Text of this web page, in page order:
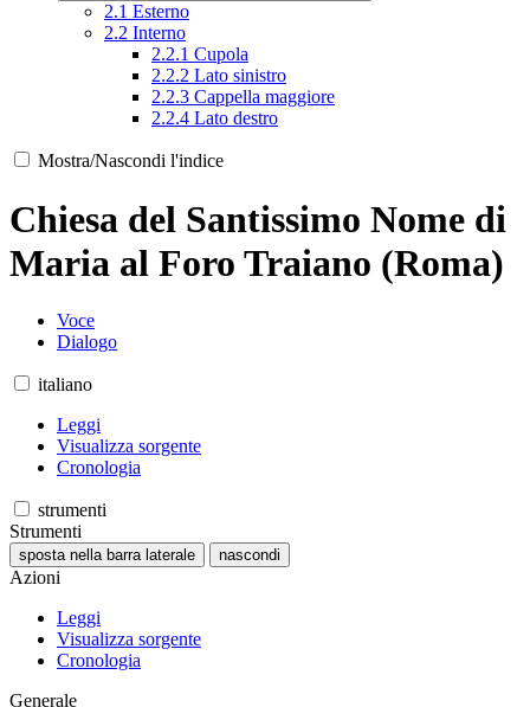
2.1 Esterno
2.2 Interno
2.2.1 Cupola
2.2.2 Lato sinistro
2.2.3 Cappella maggiore
2.2.4 Lato destro
Mostra/Nascondi l'indice
Chiesa del Santissimo Nome di
Maria al Foro Traiano (Roma)
Voce
Dialogo
italiano
Leggi
Visualizza sorgente
Cronologia
strumenti
Strumenti
sposta nella barra laterale nascondi
Azioni
Leggi
Visualizza sorgente
Cronologia
Generale